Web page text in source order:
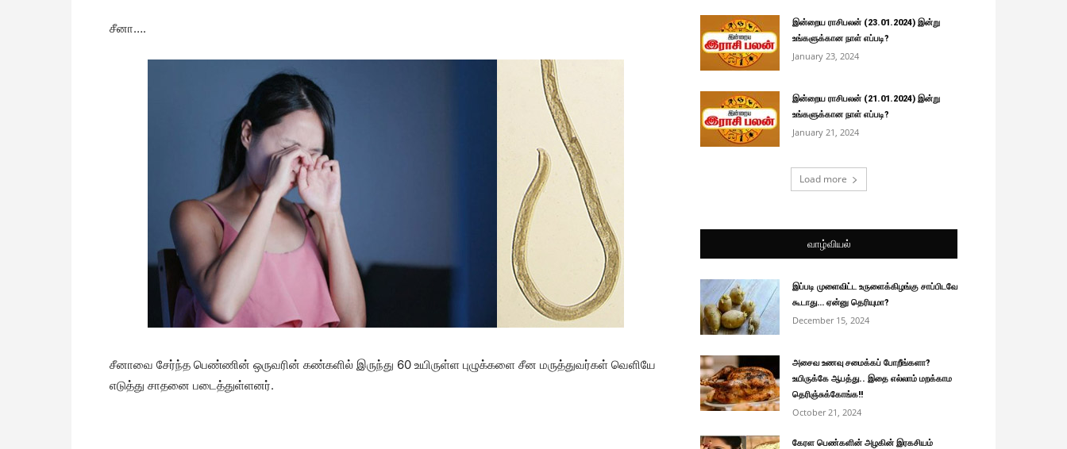
சீனா….
சீனாவை சேர்ந்த பெண்ணின் ஒருவரின் கண்களில் இருந்து 60 உயிருள்ள புழுக்களை சீன மருத்துவர்கள் வெளியே
எடுத்து சாதனை படைத்துள்ளனர்.
இன்றைய ராசிபலன் (23.01.2024) இன்று
உங்களுக்கான நாள் எப்படி?
January 23, 2024
இன்றைய ராசிபலன் (21.01.2024) இன்று
உங்களுக்கான நாள் எப்படி?
January 21, 2024
Load more
வாழ்வியல்
இப்படி முளைவிட்ட உருளைக்கிழங்கு சாப்பிடவே
கூடாது… ஏன்னு தெரியுமா?
December 15, 2024
அசைவ உணவு சமைக்கப் போறீங்களா?
உயிருக்கே ஆபத்து.. இதை எல்லாம் மறக்காம
தெரிஞ்சுக்கோங்க!!
October 21, 2024
கேரள பெண்களின் அழகின் இரகசியம்